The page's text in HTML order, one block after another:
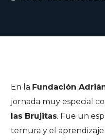
En la Fundación
jornada muy especial
las Brujitas. Fue un
ternura y el